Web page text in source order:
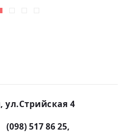
ул.Стрийская 4
(098) 517 86 25